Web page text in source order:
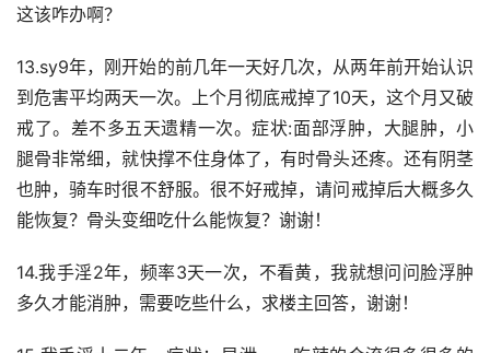
这该咋办啊？
13.sy9年，刚开始的前几年一天好几次，从两年前开始认识
到危害平均两天一次。上个月彻底戒掉了10天，这个月又破
戒了。差不多五天遗精一次。症状:面部浮肿，大腿肿，小
腿骨非常细，就快撑不住身体了，有时骨头还疼。还有阴茎
也肿，骑车时很不舒服。很不好戒掉，请问戒掉后大概多久
能恢复？骨头变细吃什么能恢复？谢谢！
14.我手淫2年，频率3天一次，不看黄，我就想问问脸浮肿
多久才能消肿，需要吃些什么，求楼主回答，谢谢！